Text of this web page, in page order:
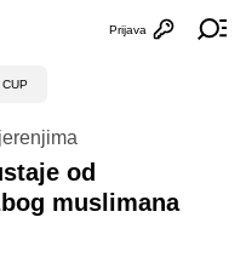
Otvori
Prijava
CUP
od
muslimana